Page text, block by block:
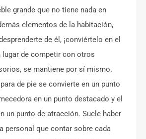
grande que no tiene nada en
elementos de la habitación,
de él, ¡conviértelo en el
lugar de competir con otros
se mantiene por sí mismo.
de pie se convierte en un punto
en un punto destacado y el
un punto de atracción. Suele haber
personal que contar sobre cada